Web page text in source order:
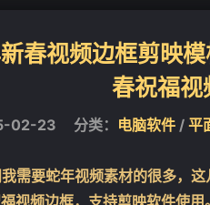
春视频边框剪映
春祝福视
02-23 分类： 电脑软件/ 平
需要蛇年视频素材的很多，
频边框，支持剪映软件使用。